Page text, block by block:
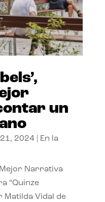
un
2024| En la
Narrativa
“Quinze
Matilda Vidal de